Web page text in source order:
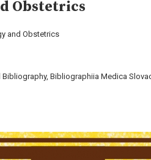
Obstetrics
and Obstetrics
Bibliography, Bibliographiia Medica